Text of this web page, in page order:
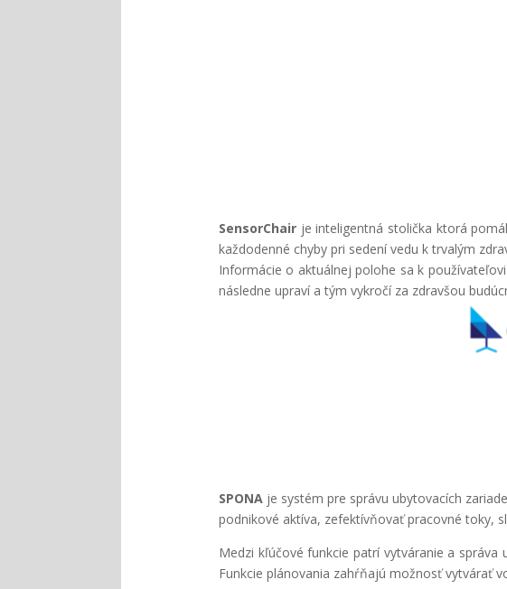
SensorChairje inteligentná stolička ktorá
každodenné chyby pri sedení vedu k trvalým
Informácie o aktuálnej polohe sa k
následne upraví a tým vykročí za zdravšou
SPONAje systém pre správu ubytovacích
podnikové aktíva, zefektívňovať pracovné toky,
Medzi kľúčové funkcie patrí vytváranie a
Funkcie plánovania zahŕňajú možnosť vytvárať